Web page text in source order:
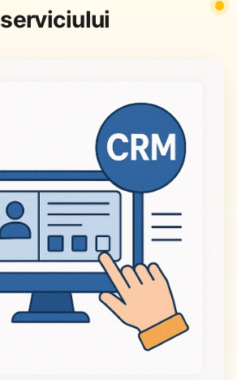
serviciului